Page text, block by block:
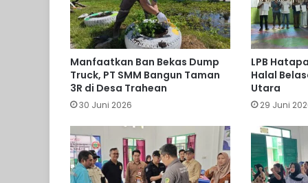
Manfaatkan Ban Bekas Dump
Truck, PT SMM Bangun Taman
3R di Desa Trahean
30 Juni 2026
LPB
Halal
Utara
29 Juni